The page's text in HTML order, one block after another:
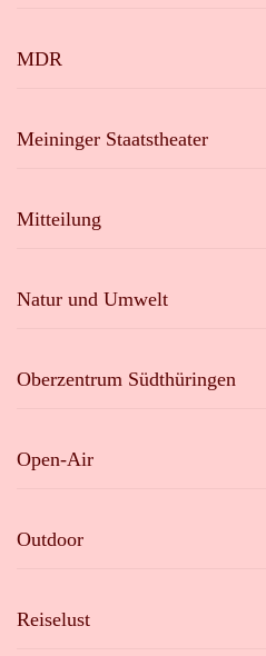
MDR
Meininger Staatstheater
Mitteilung
Natur und Umwelt
Oberzentrum Südthüringen
Open-Air
Outdoor
Reiselust